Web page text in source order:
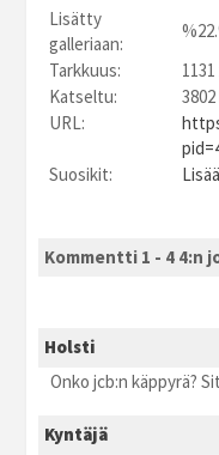
Lisätty
galleriaan:
Tarkkuus:
Katseltu:
URL:
Suosikit:
Kommentti 1 - 4 4:n
Holsti
Onko jcb:n käppyrä?
Kyntäjä